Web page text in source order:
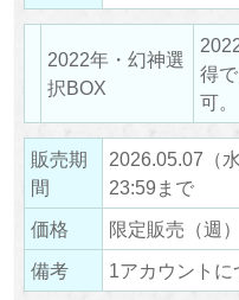
2022年・幻神選
択BOX
得
可。
販売期
間
2026.05.07（
23:59まで
価格
限定販売（週
備考
1アカウントに